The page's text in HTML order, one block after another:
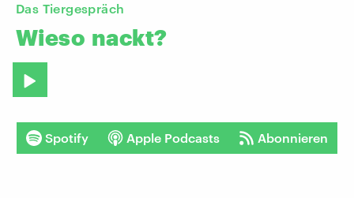
Das Tiergespräch
Wieso nackt?
Spotify Apple Podcasts Abonnieren